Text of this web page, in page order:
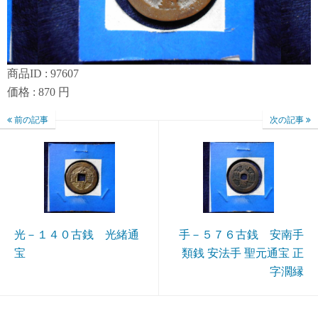
商品ID : 97607
価格 : 870 円
前の記事
光－１４０古銭 光緒通
宝
次の記事
手－５７６古銭 安南手
類銭 安法手 聖元通宝 正
字濶縁